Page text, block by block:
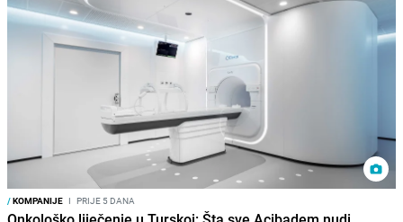
/KOMPANIJE I PRIJE 5 DANA